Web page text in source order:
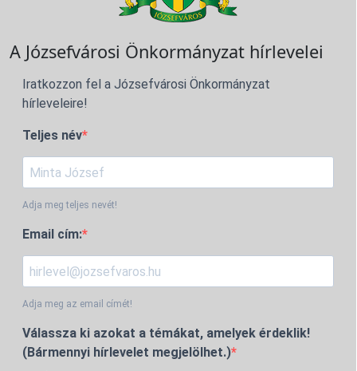
A Józsefvárosi Önkormányzat hírlevelei
Iratkozzon fel a Józsefvárosi Önkormányzat
hírleveleire!
Teljes név
Adja meg teljes nevét!
Email cím:
Adja meg az email címét!
Válassza ki azokat a témákat, amelyek érdeklik!
(Bármennyi hírlevelet megjelölhet.)